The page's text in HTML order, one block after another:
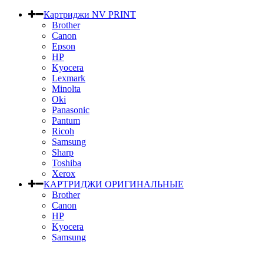
Картриджи NV PRINT
Brother
Canon
Epson
HP
Kyocera
Lexmark
Minolta
Oki
Panasonic
Pantum
Ricoh
Samsung
Sharp
Toshiba
Xerox
КАРТРИДЖИ ОРИГИНАЛЬНЫЕ
Brother
Canon
HP
Kyocera
Samsung